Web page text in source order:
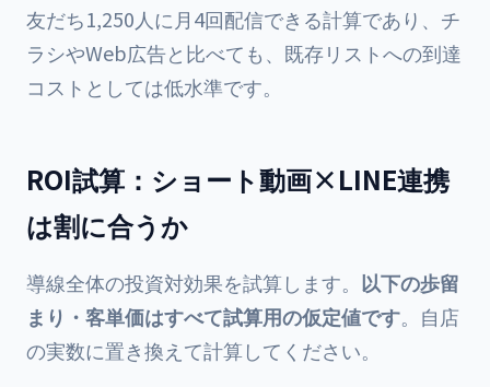
友だち1,250人に月4回配信できる計算であり、チ
ラシやWeb広告と比べても、既存リストへの到達
コストとしては低水準です。
ROI試算：ショート動画×LINE連携
は割に合うか
導線全体の投資対効果を試算します。 以下の歩留
まり・客単価はすべて試算用の仮定値です。自店
の実数に置き換えて計算してください。